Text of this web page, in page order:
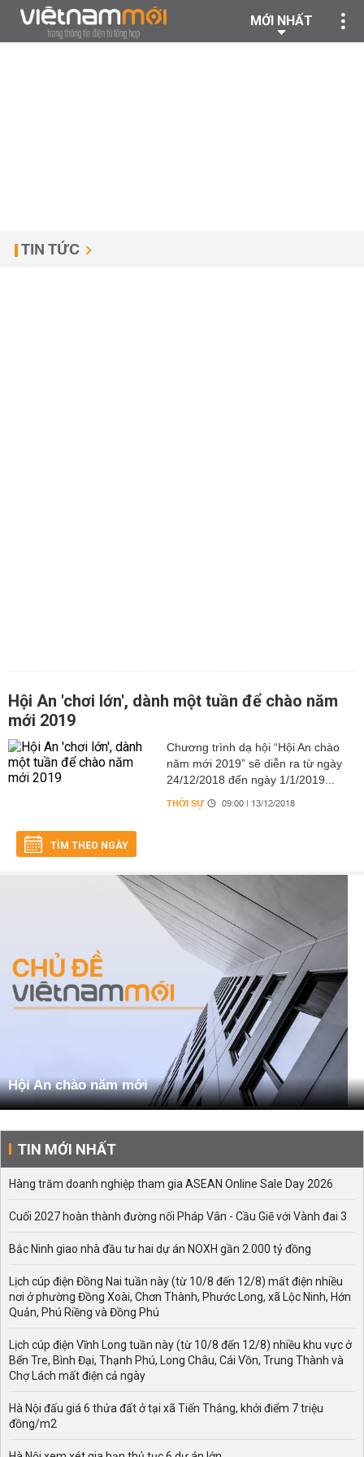
MỚI NHẤT
TIN TỨC
Hội An 'chơi lớn', dành một tuần để chào năm
mới 2019
Chương trình dạ hội “Hội An chào
năm mới 2019” sẽ diễn ra từ ngày
24/12/2018 đến ngày 1/1/2019...
THỜI SỰ 09:00 | 13/12/2018
TÌM THEO NGÀY
Hội An chào năm mới
TIN MỚI NHẤT
Hàng trăm doanh nghiệp tham gia ASEAN Online Sale Day 2026
Cuối 2027 hoàn thành đường nối Pháp Vân - Cầu Giẽ với Vành đai 3
Bắc Ninh giao nhà đầu tư hai dự án NOXH gần 2.000 tỷ đồng
Lịch cúp điện Đồng Nai tuần này (từ 10/8 đến 12/8) mất điện nhiều
nơi ở phường Đồng Xoài, Chơn Thành, Phước Long, xã Lộc Ninh, Hớn
Quản, Phú Riềng và Đồng Phú
Lịch cúp điện Vĩnh Long tuần này (từ 10/8 đến 12/8) nhiều khu vực ở
Bến Tre, Bình Đại, Thạnh Phú, Long Châu, Cái Vồn, Trung Thành và
Chợ Lách mất điện cả ngày
Hà Nội đấu giá 6 thửa đất ở tại xã Tiến Thắng, khởi điểm 7 triệu
đồng/m2